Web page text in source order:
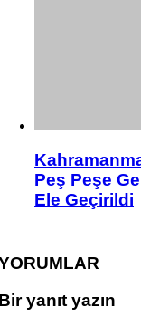
Peş Peşe
Ele Geçirildi
yanıt yazın